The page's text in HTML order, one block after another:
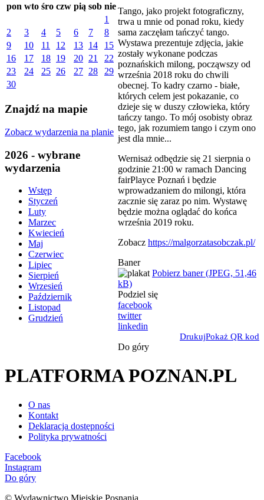
pon wto śro czw pią sob nie
1
2
3 4 5 6 7
8
9
10 11 12 13 14
15
16
17 18 19 20 21
22
23
24 25 26 27 28
29
30
Znajdź na mapie
Zobacz wydarzenia na planie
2026 - wybrane
wydarzenia
Wstęp
Styczeń
Luty
Marzec
Kwiecień
Maj
Czerwiec
Lipiec
Sierpień
Wrzesień
Październik
Listopad
Grudzień
Tango, jako projekt fotograficzny,
trwa u mnie od ponad roku, kiedy
sama zaczęłam tańczyć tango.
Wystawa prezentuje zdjęcia, jakie
zostały wykonane podczas
poznańskich milong, począwszy od
września 2018 roku do chwili
obecnej. To kadry czarno - białe,
których celem jest pokazanie, co
dzieje się w duszy człowieka, który
tańczy tango. To mój osobisty obraz
tego, jak rozumiem tango i czym ono
jest dla mnie...
Wernisaż odbędzie się 21 sierpnia o
godzinie 21:00 w ramach Dancing
fairPlayce Poznań i będzie
wprowadzaniem do milongi, która
zacznie się zaraz po nim. Wystawę
będzie można oglądać do końca
września 2019 roku.
Zobacz https://malgorzatasobczak.pl/
Baner
Pobierz baner (JPEG, 51,46
kB)
Podziel się
facebook
twitter
linkedin
DrukujPokaż QR kod
Do góry
PLATFORMA POZNAN.PL
O nas
Kontakt
Deklaracja dostępności
Polityka prywatności
Facebook
Instagram
Do góry
© Wydawnictwo Miejskie Posnania